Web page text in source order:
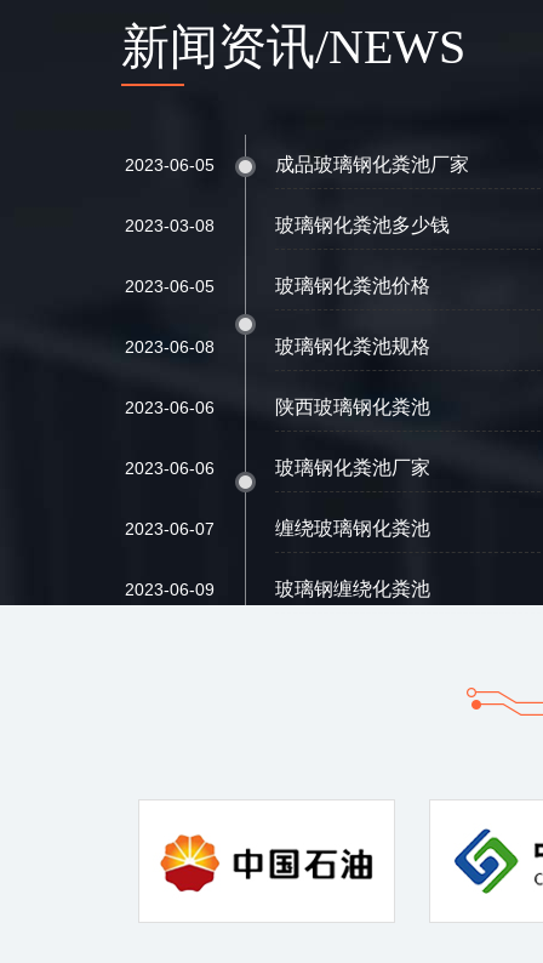
新闻资讯/NEWS
2023-06-05 成品玻璃钢化粪池厂家
2023-03-08 玻璃钢化粪池多少钱
2023-06-05 玻璃钢化粪池价格
2023-06-08 玻璃钢化粪池规格
2023-06-06 陕西玻璃钢化粪池
2023-06-06 玻璃钢化粪池厂家
2023-06-07 缠绕玻璃钢化粪池
2023-06-09 玻璃钢缠绕化粪池